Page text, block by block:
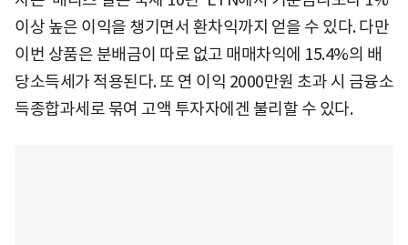
이상 높은 이익을 챙기면서 환차익까지 얻을 수 있다. 다만
이번 상품은 분배금이 따로 없고 매매차익에 15.4%의 배
당소득세가 적용된다. 또 연 이익 2000만원 초과 시 금융소
득종합과세로 묶여 고액 투자자에겐 불리할 수 있다.